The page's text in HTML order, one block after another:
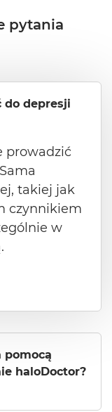
pytania
do depresji
prowadzić
takiej jak
czynnikiem
w
pomocą
haloDoctor?